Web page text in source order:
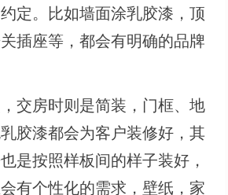
约定。比如墙面涂乳胶漆，顶
插座等，都会有明确的品牌
交房时则是简装，门框、地
胶漆都会为客户装修好，其
是按照样板间的样子装好，
有个性化的需求，壁纸，家